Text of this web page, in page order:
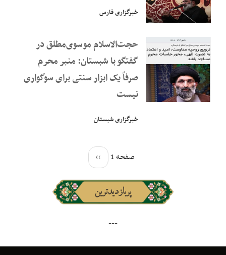
خبرگزاری فارس
حجت‌الاسلام موسوی‌مطلق در
گفتگو با شبستان: منبر محرم
صرفاً یک ابزار سنتی برای سوگواری
نیست
پربازدیدترین